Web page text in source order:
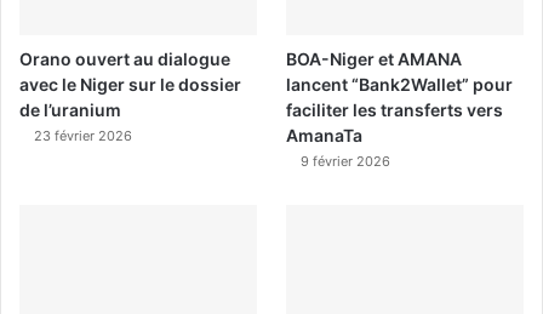
Orano ouvert au dialogue
avec le Niger sur le dossier
de l’uranium
23 février 2026
BOA-Niger et AMANA
lancent “Bank2Wallet” pour
faciliter les transferts vers
AmanaTa
9 février 2026